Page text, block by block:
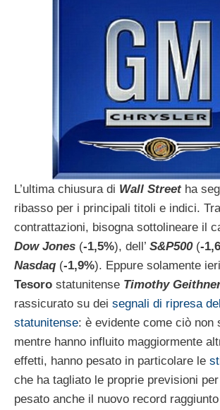
L’ultima chiusura di Wall Streetha
ribasso per i principali titoli e indici.
contrattazioni, bisogna sottolineare il
Dow Jones (-1,5%), dell’ S&P500(-
Nasdaq (-1,9%). Eppure solamente
Tesoro statunitense Timothy
rassicurato su dei segnali di ripresa
statunitense: è evidente come ciò non
mentre hanno influito maggiormente
effetti, hanno pesato in particolare le
che ha tagliato le proprie previsioni
pesato anche il nuovo record